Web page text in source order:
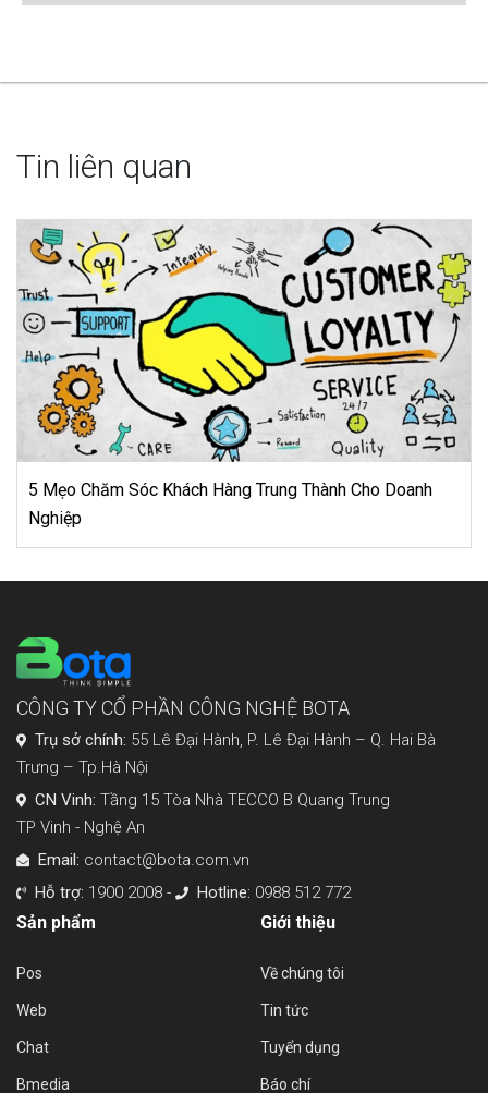
Tin liên quan
Học Tập 6 Cách Quản Lý Kho Hàng Thời Trang
CÔNG TY CỔ PHẦN CÔNG NGHỆ BOTA
Trụ sở chính: 55 Lê Đại Hành, P. Lê Đại Hành – Q. Hai Bà
Trưng – Tp.Hà Nội
CN Vinh: Tầng 15 Tòa Nhà TECCO B Quang Trung
TP Vinh - Nghệ An
Email: contact@bota.com.vn
Hỗ trợ: 1900 2008 - Hotline: 0988 512 772
Sản phẩm
Pos
Web
Chat
Bmedia
Giới thiệu
Về chúng tôi
Tin tức
Tuyển dụng
Báo chí